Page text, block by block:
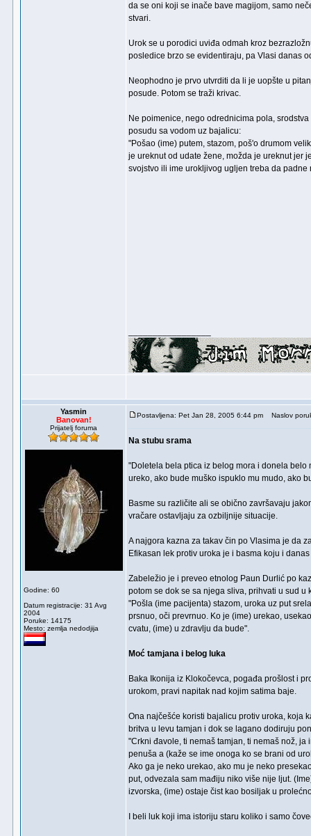
da se oni koji se inače bave magijom, samo
stvari.
Urok se u porodici uviđa odmah kroz
posledice brzo se evidentiraju, pa Vlasi danas
Neophodno je prvo utvrditi da li je uopšte u
posude. Potom se traži krivac.
Ne poimenice, nego odrednicima pola,
posudu sa vodom uz bajalicu:
"Pošao (ime) putem, stazom, poš'o drumom
je ureknut od udate žene, možda je ureknut jer
svojstvo ili ime urokljivog ugljen treba da
Yasmin
Banovan!
Prijatelj foruma
Godine: 60
Datum registracije: 31 Avg
2004
Poruke: 14175
Mesto: zemlja nedodjija
Postavljena: Pet Jan 28, 2005 6:44 pm Naslov
Na stubu srama
"Doletela bela ptica iz belog mora i donela
ureko, ako bude muško ispuklo mu mudo, ako
Basme su različite ali se obično završavaju
vračare ostavljaju za ozbiljnije situacije.
A najgora kazna za takav čin po Vlasima je da
Efikasan lek protiv uroka je i basma koju i
Zabeležio je i preveo etnolog Paun Durlić po
potom se dok se sa njega sliva, prihvati u sud
"Pošla (ime pacijenta) stazom, uroka uz put
prsnuo, oči prevrnuo. Ko je (ime) urekao,
cvatu, (ime) u zdravlju da bude".
Moć tamjana i belog luka
Baka Ikonija iz Klokočevca, pogađa prošlost i
urokom, pravi napitak nad kojim satima baje.
Ona najčešće koristi bajalicu protiv uroka, koja
britva u levu tamjan i dok se lagano dodiruju
"Crkni đavole, ti nemaš tamjan, ti nemaš nož,
penuša a (kaže se ime onoga ko se brani od
Ako ga je neko urekao, ako mu je neko
put, odvezala sam mađiju niko više nije ljut.
izvorska, (ime) ostaje čist kao bosiljak u
I beli luk koji ima istoriju staru koliko i samo